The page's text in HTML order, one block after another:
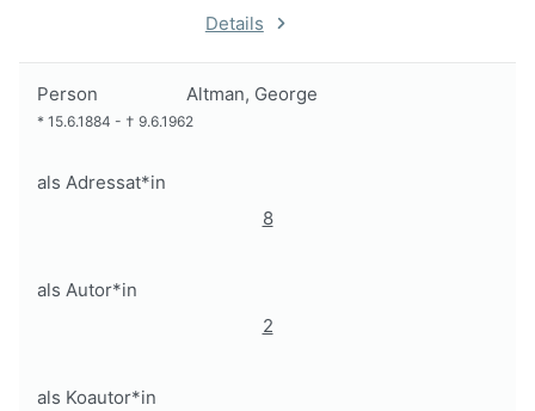
Details
Person Altman, George
* 15.6.1884 - † 9.6.1962
als Adressat*in
8
als Autor*in
2
als Koautor*in